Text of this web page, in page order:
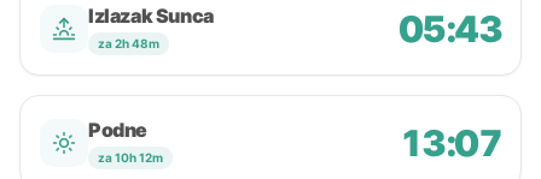
Izlazak Sunca
za 2h 48m 05:43
Podne
za 10h 12m 13:07